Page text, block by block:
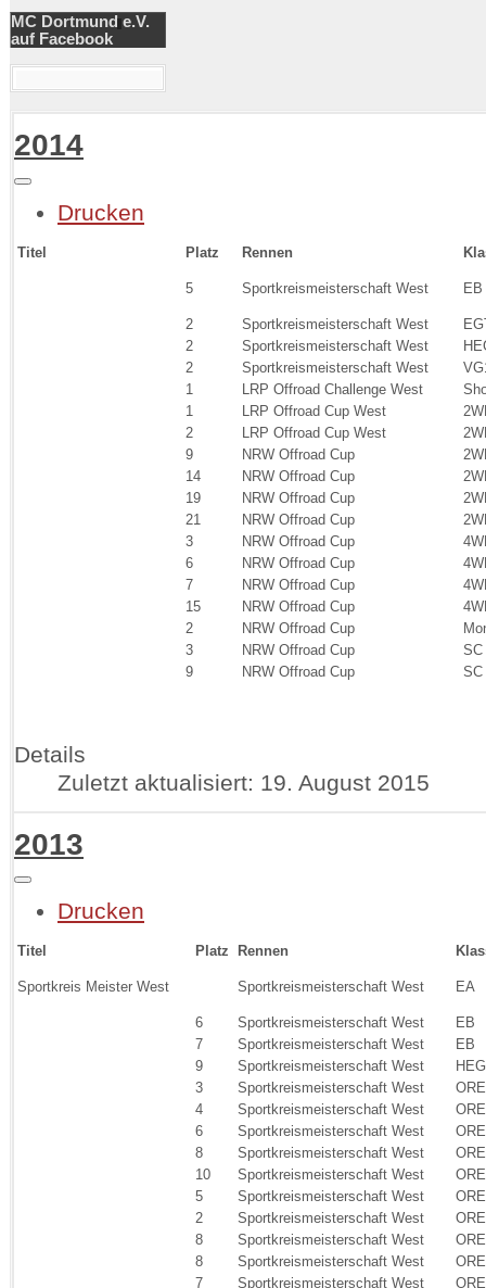
MC Dortmund e.V.
auf Facebook
2014
Drucken
Titel Platz Rennen
5 Sportkreismeisterschaft West EB
2 Sportkreismeisterschaft West
2
Sportkreismeisterschaft West
2
Sportkreismeisterschaft West
1
LRP Offroad Challenge West
1
LRP Offroad Cup West
2
LRP Offroad Cup West
9
NRW Offroad Cup
14
NRW Offroad Cup
19
NRW Offroad Cup
21
NRW Offroad Cup
3
NRW Offroad Cup
6
NRW Offroad Cup
7
NRW Offroad Cup
15
NRW Offroad Cup
2
NRW Offroad Cup
3
NRW Offroad Cup
SC
9
NRW Offroad Cup SC
Details
Zuletzt aktualisiert: 19. August 2015
2013
Drucken
Titel Platz Rennen
Sportkreis Meister West Sportkreismeisterschaft West EA
6 Sportkreismeisterschaft West
EB
7
Sportkreismeisterschaft West
EB
9
Sportkreismeisterschaft West
3
Sportkreismeisterschaft West
4
Sportkreismeisterschaft West
6
Sportkreismeisterschaft West
8
Sportkreismeisterschaft West
10
Sportkreismeisterschaft West
5
Sportkreismeisterschaft West
2
Sportkreismeisterschaft West
8
Sportkreismeisterschaft West
8
Sportkreismeisterschaft West
7
Sportkreismeisterschaft West